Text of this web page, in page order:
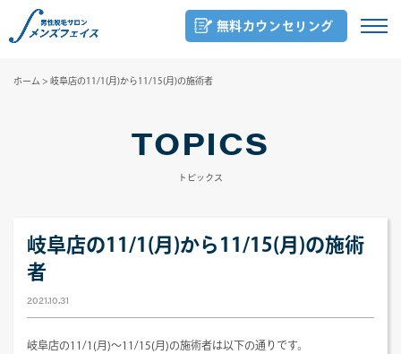
無料カウンセリング
ホーム > 岐阜店の11/1(月)から11/15(月)の施術者
TOPICS
トピックス
岐阜店の11/1(月)から11/15(月)の施術
者
2021.10.31
岐阜店の11/1(月)～11/15(月)の施術者は以下の通りです。